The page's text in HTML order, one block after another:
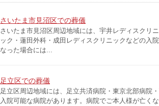
さいたま市見沼区での葬儀
さいたま市見沼区周辺地域には、宇井レディスクリ
ック・蓮田外科・成田レディスクリニックなどの入
なった場合には...
足立区での葬儀
足立区周辺地域には、足立共済病院・東京北部病院
入院可能な病院があります。病院でご本人様が亡く